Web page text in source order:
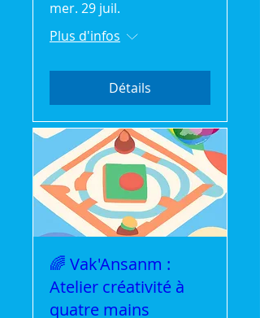
mer. 29 juil.
Plus d'infos
Détails
🌈 Vak'Ansanm :
Atelier créativité à
quatre mains